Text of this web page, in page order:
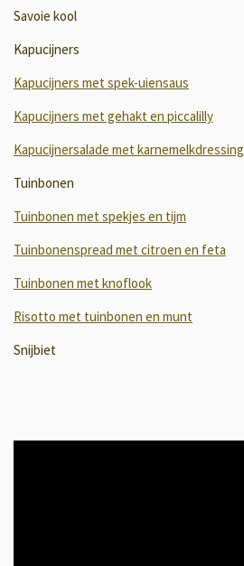
Savoie kool
Kapucijners
Kapucijners met spek-uiensaus
Kapucijners met gehakt en piccalilly
Kapucijnersalade met karnemelkdressing
Tuinbonen
Tuinbonen met spekjes en tijm
Tuinbonenspread met citroen en feta
Tuinbonen met knoflook
Risotto met tuinbonen en munt
Snijbiet